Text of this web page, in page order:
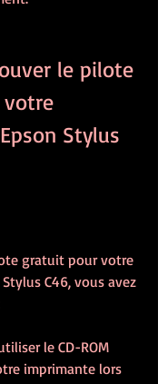
le pilote
Stylus
gratuit pour votre
C46, vous avez
le CD-ROM
imprimante lors